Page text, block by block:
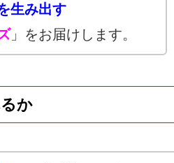
生み出す
」をお届けします。
るか